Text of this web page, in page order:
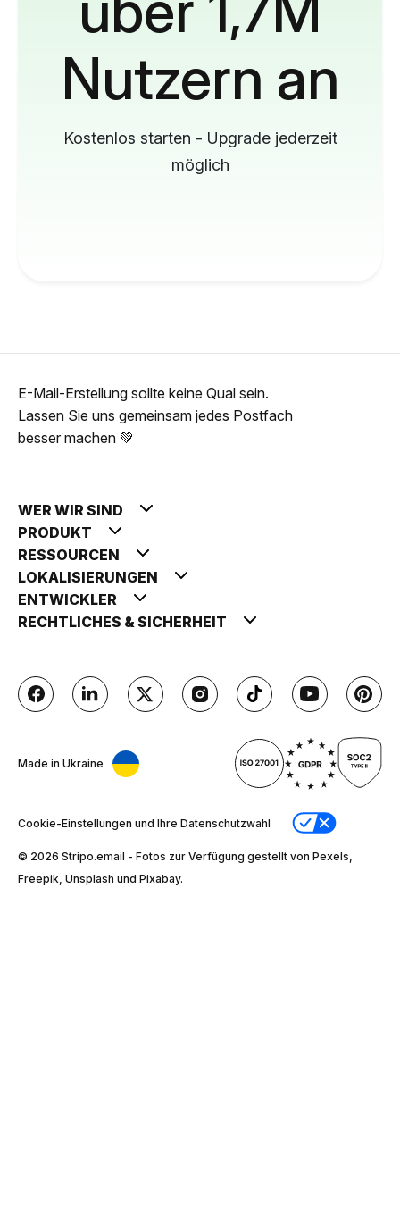
Nutzern an
Kostenlos starten - Upgrade jederzeit
möglich
E-Mail-Erstellung sollte keine Qual sein.
Lassen Sie uns gemeinsam jedes Postfach
besser machen 💚
WER WIR SIND
PRODUKT
RESSOURCEN
LOKALISIERUNGEN
ENTWICKLER
RECHTLICHES & SICHERHEIT
Made in Ukraine
Cookie-Einstellungen und Ihre Datenschutzwahl
© 2026 Stripо.email - Fotos zur Verfügung gestellt von Pexels,
Freepik, Unsplash und Pixabay.